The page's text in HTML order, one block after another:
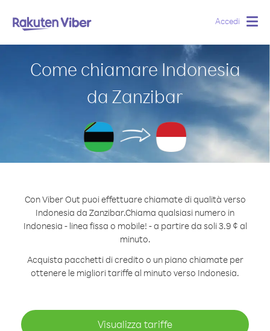
Accedi
Come chiamare Indonesia
da Zanzibar
Con Viber Out puoi effettuare chiamate di qualità verso
Indonesia da Zanzibar.Chiama qualsiasi numero in
Indonesia - linea fissa o mobile! - a partire da soli 3.9 ¢ al
minuto.
Acquista pacchetti di credito o un piano chiamate per
ottenere le migliori tariffe al minuto verso Indonesia.
Visualizza tariffe